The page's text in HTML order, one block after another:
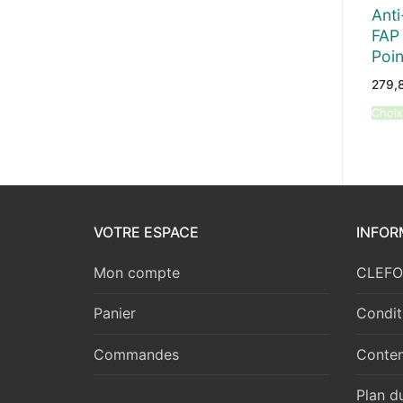
VOTRE ESPACE
Mon compte
Panier
Commandes
Plan